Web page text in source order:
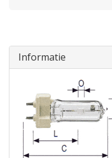
Informatie